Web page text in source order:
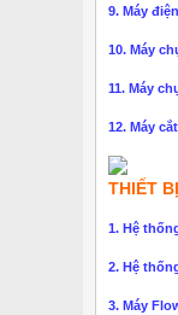
9. Máy
10. Máy
11. Máy
12. Máy
THIẾT
1. Hệ
2. Hệ
3. Máy